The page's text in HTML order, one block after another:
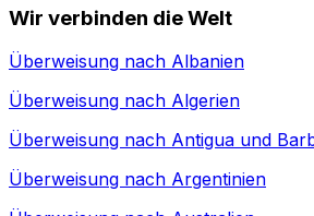
Wir verbinden die Welt
Überweisung nach Albanien
Überweisung nach Algerien
Überweisung nach Antigua und
Überweisung nach Argentinien